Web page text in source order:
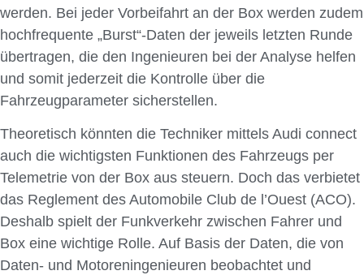
werden. Bei jeder Vorbeifahrt an der Box werden zudem
hochfrequente „Burst“-Daten der jeweils letzten Runde
übertragen, die den Ingenieuren bei der Analyse helfen
und somit jederzeit die Kontrolle über die
Fahrzeugparameter sicherstellen.
Theoretisch könnten die Techniker mittels Audi connect
auch die wichtigsten Funktionen des Fahrzeugs per
Telemetrie von der Box aus steuern. Doch das verbietet
das Reglement des Automobile Club de l’Ouest (ACO).
Deshalb spielt der Funkverkehr zwischen Fahrer und
Box eine wichtige Rolle. Auf Basis der Daten, die von
Daten- und Motoreningenieuren beobachtet und